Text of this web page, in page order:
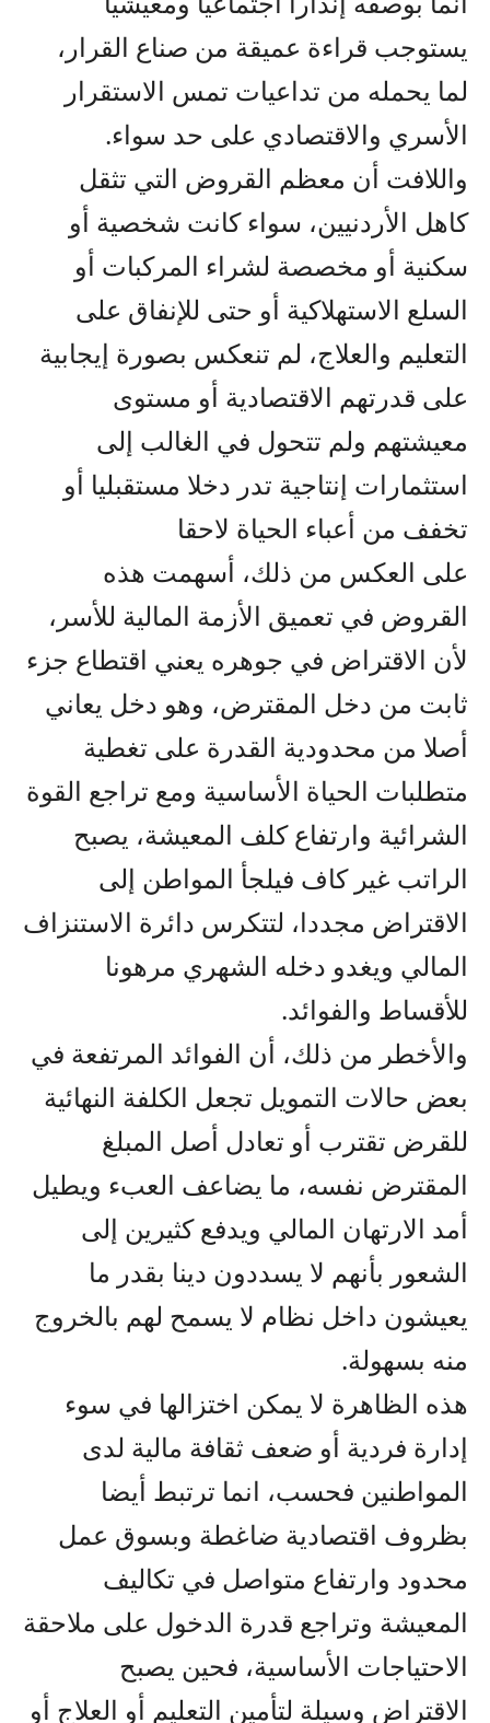
يستوجب قراءة عميقة من صناع القرار،
لما يحمله من تداعيات تمس الاستقرار
الأسري والاقتصادي على حد سواء.
واللافت أن معظم القروض التي تثقل
كاهل الأردنيين، سواء كانت شخصية أو
سكنية أو مخصصة لشراء المركبات أو
السلع الاستهلاكية أو حتى للإنفاق على
التعليم والعلاج، لم تنعكس بصورة إيجابية
على قدرتهم الاقتصادية أو مستوى
معيشتهم ولم تتحول في الغالب إلى
استثمارات إنتاجية تدر دخلا مستقبليا أو
تخفف من أعباء الحياة لاحقا
على العكس من ذلك، أسهمت هذه
القروض في تعميق الأزمة المالية للأسر،
لأن الاقتراض في جوهره يعني اقتطاع جزء
ثابت من دخل المقترض، وهو دخل يعاني
أصلا من محدودية القدرة على تغطية
متطلبات الحياة الأساسية ومع تراجع القوة
الشرائية وارتفاع كلف المعيشة، يصبح
الراتب غير كاف فيلجأ المواطن إلى
الاقتراض مجددا، لتتكرس دائرة الاستنزاف
المالي ويغدو دخله الشهري مرهونا
للأقساط والفوائد.
والأخطر من ذلك، أن الفوائد المرتفعة في
بعض حالات التمويل تجعل الكلفة النهائية
للقرض تقترب أو تعادل أصل المبلغ
المقترض نفسه، ما يضاعف العبء ويطيل
أمد الارتهان المالي ويدفع كثيرين إلى
الشعور بأنهم لا يسددون دينا بقدر ما
يعيشون داخل نظام لا يسمح لهم بالخروج
منه بسهولة.
هذه الظاهرة لا يمكن اختزالها في سوء
إدارة فردية أو ضعف ثقافة مالية لدى
المواطنين فحسب، انما ترتبط أيضا
بظروف اقتصادية ضاغطة وبسوق عمل
محدود وارتفاع متواصل في تكاليف
المعيشة وتراجع قدرة الدخول على ملاحقة
الاحتياجات الأساسية، فحين يصبح
الاقتراض وسيلة لتأمين التعليم أو العلاج أو